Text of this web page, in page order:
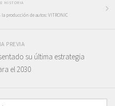
HISTORIA
producción de autos: VITRONIC
PREVIA
su última estrategia
el 2030